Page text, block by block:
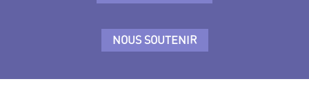
NOUS SOUTENIR